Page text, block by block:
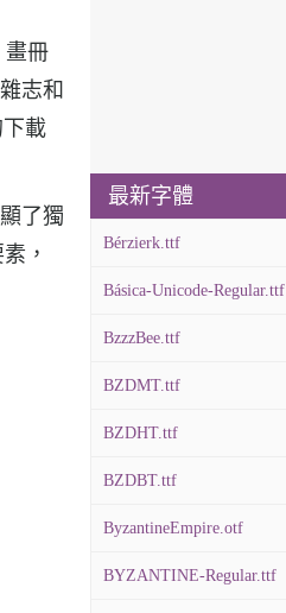
畫冊
志和
載
了獨
，
最新字體
Bérzierk.ttf
Básica-Unicode-Regular.ttf
BzzzBee.ttf
BZDMT.ttf
BZDHT.ttf
BZDBT.ttf
ByzantineEmpire.otf
BYZANTINE-Regular.ttf